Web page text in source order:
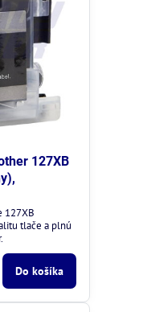
127XB
127XB
tlače a plnú
Do košíka